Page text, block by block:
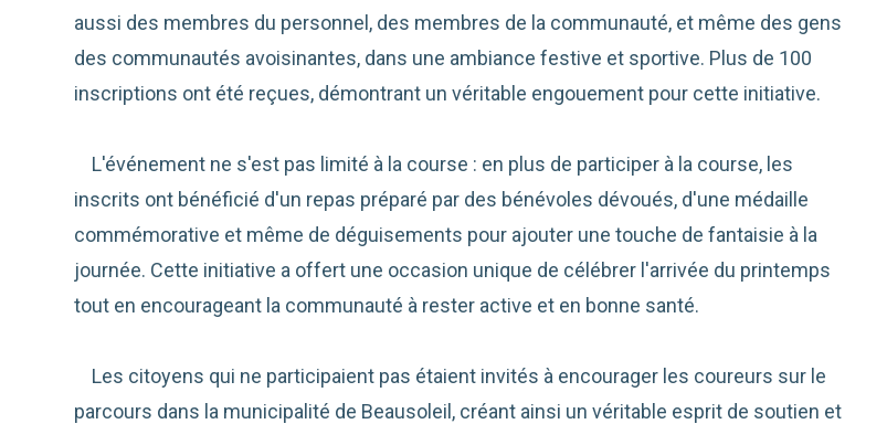
aussi des membres du personnel, des membres de la communauté, et même des gens
des communautés avoisinantes, dans une ambiance festive et sportive. Plus de 100
inscriptions ont été reçues, démontrant un véritable engouement pour cette initiative.
L'événement ne s'est pas limité à la course : en plus de participer à la course, les
inscrits ont bénéficié d'un repas préparé par des bénévoles dévoués, d'une médaille
commémorative et même de déguisements pour ajouter une touche de fantaisie à la
journée. Cette initiative a offert une occasion unique de célébrer l'arrivée du printemps
tout en encourageant la communauté à rester active et en bonne santé.
Les citoyens qui ne participaient pas étaient invités à encourager les coureurs sur le
parcours dans la municipalité de Beausoleil, créant ainsi un véritable esprit de soutien et